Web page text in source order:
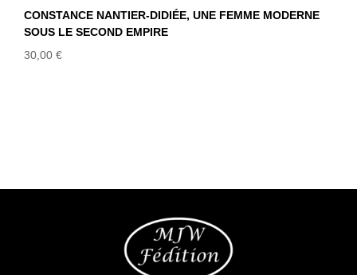
CONSTANCE NANTIER-DIDIÉE, UNE FEMME MODERNE
SOUS LE SECOND EMPIRE
30,00 €